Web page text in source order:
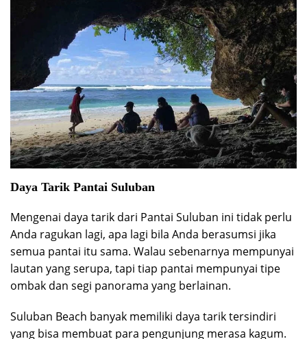
Daya Tarik Pantai Suluban
Mengenai daya tarik dari Pantai Suluban ini tidak perlu
Anda ragukan lagi, apa lagi bila Anda berasumsi jika
semua pantai itu sama. Walau sebenarnya mempunyai
lautan yang serupa, tapi tiap pantai mempunyai tipe
ombak dan segi panorama yang berlainan.
Suluban Beach banyak memiliki daya tarik tersindiri
yang bisa membuat para pengunjung merasa kagum.